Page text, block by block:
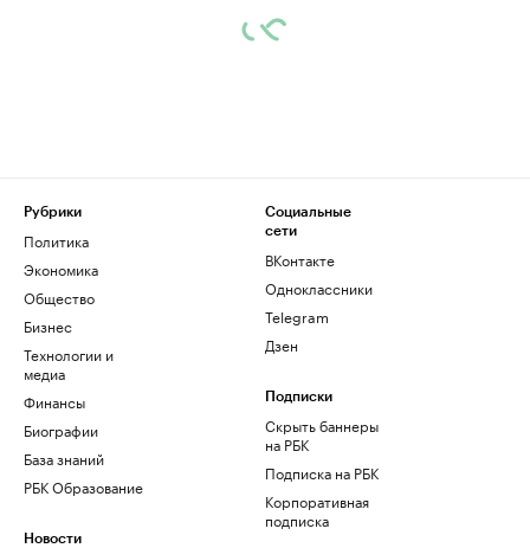
Рубрики
Политика
Экономика
Общество
Бизнес
Технологии и
медиа
Финансы
Биографии
База знаний
РБК Образование
Новости
Социальные
сети
ВКонтакте
Одноклассники
Telegram
Дзен
Подписки
Скрыть баннеры
на РБК
Подписка на РБК
Корпоративная
подписка